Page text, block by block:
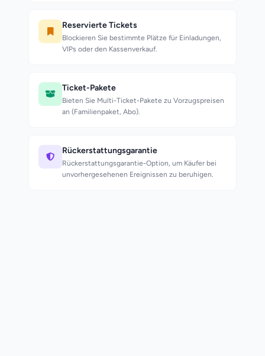
Reservierte Tickets
Blockieren Sie bestimmte Plätze für Einladungen,
VIPs oder den Kassenverkauf.
Ticket-Pakete
Bieten Sie Multi-Ticket-Pakete zu Vorzugspreisen
an (Familienpaket, Abo).
Rückerstattungsgarantie
Rückerstattungsgarantie-Option, um Käufer bei
unvorhergesehenen Ereignissen zu beruhigen.